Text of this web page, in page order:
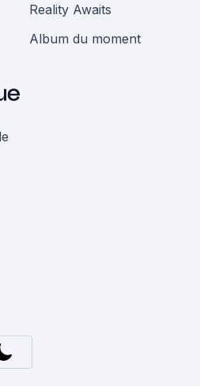
Reality Awaits
Album du moment